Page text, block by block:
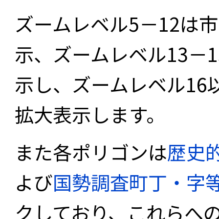
ズームレベル5－12は
示、ズームレベル13－
示し、ズームレベル16
拡大表示します。
また各ポリゴンは歴史
よび国勢調査町丁・字
クしており、これらへ